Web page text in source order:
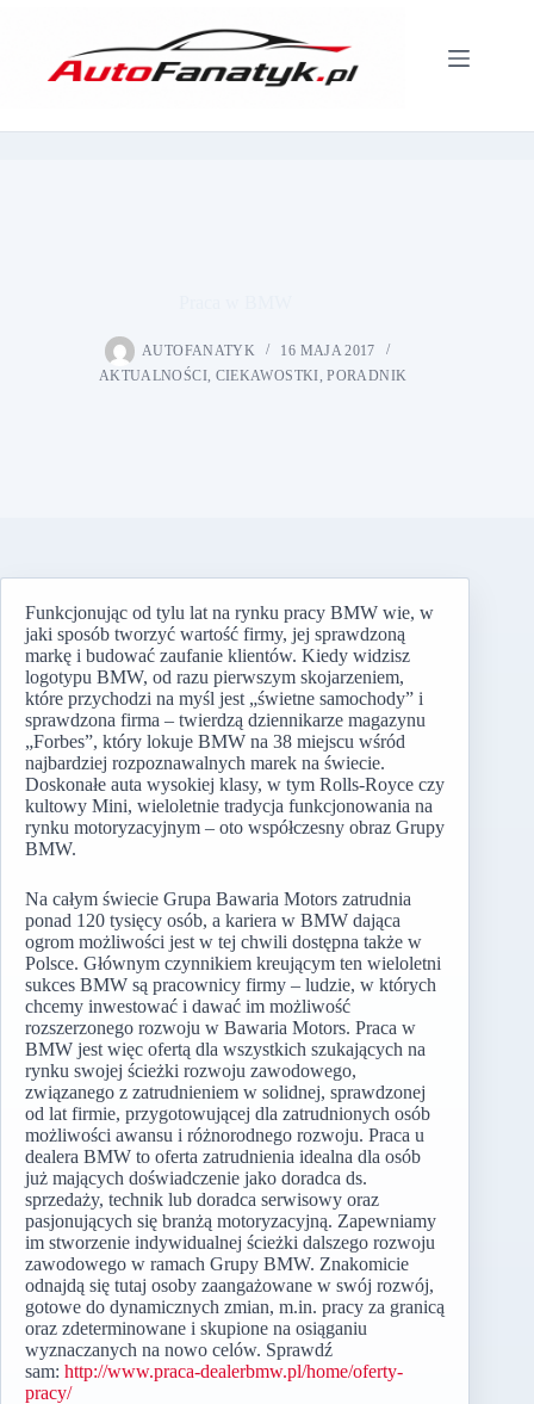
AUTOFANATYK
16 MAJA 2017
AKTUALNOŚCI, CIEKAWOSTKI,PORADNIK
Funkcjonując od tylu lat na rynku pracy BMW wie, w
jaki sposób tworzyć wartość firmy, jej sprawdzoną
markę i budować zaufanie klientów. Kiedy widzisz
logotypu BMW, od razu pierwszym skojarzeniem,
które przychodzi na myśl jest „świetne samochody” i
sprawdzona firma – twierdzą dziennikarze magazynu
„Forbes”, który lokuje BMW na 38 miejscu wśród
najbardziej rozpoznawalnych marek na świecie.
Doskonałe auta wysokiej klasy, w tym Rolls-Royce czy
kultowy Mini, wieloletnie tradycja funkcjonowania na
rynku motoryzacyjnym – oto współczesny obraz Grupy
BMW.
Na całym świecie Grupa Bawaria Motors zatrudnia
ponad 120 tysięcy osób, a kariera w BMW dająca
ogrom możliwości jest w tej chwili dostępna także w
Polsce. Głównym czynnikiem kreującym ten wieloletni
sukces BMW są pracownicy firmy – ludzie, w których
chcemy inwestować i dawać im możliwość
rozszerzonego rozwoju w Bawaria Motors. Praca w
BMW jest więc ofertą dla wszystkich szukających na
rynku swojej ścieżki rozwoju zawodowego,
związanego z zatrudnieniem w solidnej, sprawdzonej
od lat firmie, przygotowującej dla zatrudnionych osób
możliwości awansu i różnorodnego rozwoju. Praca u
dealera BMW to oferta zatrudnienia idealna dla osób
już mających doświadczenie jako doradca ds.
sprzedaży, technik lub doradca serwisowy oraz
pasjonujących się branżą motoryzacyjną. Zapewniamy
im stworzenie indywidualnej ścieżki dalszego rozwoju
zawodowego w ramach Grupy BMW. Znakomicie
odnajdą się tutaj osoby zaangażowane w swój rozwój,
gotowe do dynamicznych zmian, m.in. pracy za granicą
oraz zdeterminowane i skupione na osiąganiu
wyznaczanych na nowo celów. Sprawdź
sam: http://www.praca-dealerbmw.pl/home/oferty-
pracy/